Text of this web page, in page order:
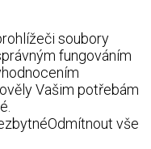
soubory
fungováním
Vašim potřebám
Odmítnout vše